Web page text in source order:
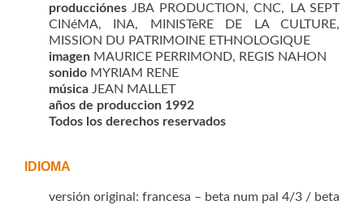
producciónes JBA PRODUCTION, CNC, LA SEPT
CINéMA, INA, MINISTèRE DE LA CULTURE,
MISSION DU PATRIMOINE ETHNOLOGIQUE
imagen MAURICE PERRIMOND, REGIS NAHON
sonido MYRIAM RENE
música JEAN MALLET
años de produccion 1992
Todos los derechos reservados
IDIOMA
versión original: francesa – beta num pal 4/3 / beta